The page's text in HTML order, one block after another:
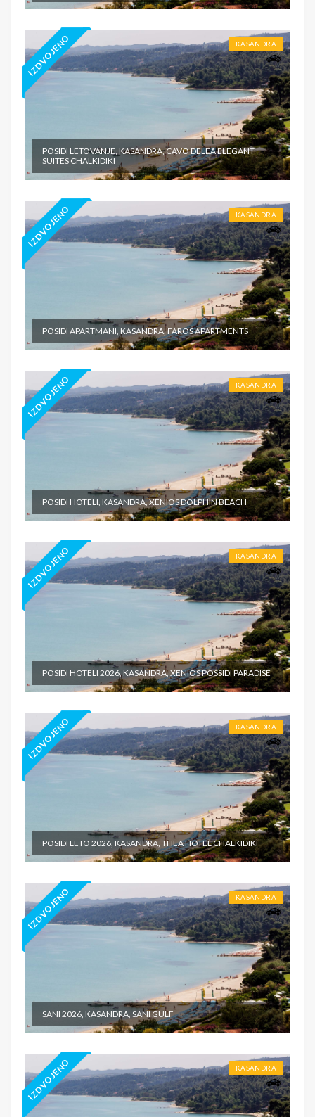
IZDVOJENO KASANDRA
POSIDI LETOVANJE, KASANDRA, CAVO DELEA ELEGANT
SUITES CHALKIDIKI
IZDVOJENO KASANDRA
POSIDI APARTMANI, KASANDRA, FAROS APARTMENTS
IZDVOJENO KASANDRA
POSIDI HOTELI, KASANDRA, XENIOS DOLPHIN BEACH
IZDVOJENO KASANDRA
POSIDI HOTELI 2026, KASANDRA, XENIOS POSSIDI PARADISE
IZDVOJENO KASANDRA
POSIDI LETO 2026, KASANDRA, THEA HOTEL CHALKIDIKI
IZDVOJENO KASANDRA
SANI 2026, KASANDRA, SANI GULF
IZDVOJENO KASANDRA